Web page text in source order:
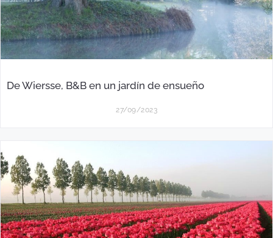
De Wiersse, B&B en un jardín de ensueño
27/09/2023